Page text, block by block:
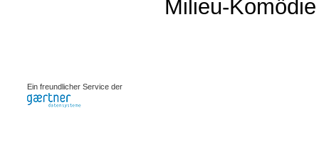
Milieu-
Ein freundlicher Service der